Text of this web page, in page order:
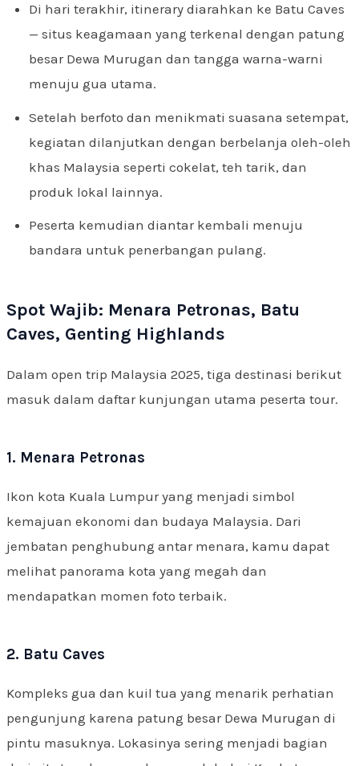
Di hari terakhir, itinerary diarahkan ke Batu Caves
— situs keagamaan yang terkenal dengan patung
besar Dewa Murugan dan tangga warna-warni
menuju gua utama.
Setelah berfoto dan menikmati suasana setempat,
kegiatan dilanjutkan dengan berbelanja oleh-oleh
khas Malaysia seperti cokelat, teh tarik, dan
produk lokal lainnya.
Peserta kemudian diantar kembali menuju
bandara untuk penerbangan pulang.
Spot Wajib: Menara Petronas, Batu
Caves, Genting Highlands
Dalam open trip Malaysia 2025, tiga destinasi berikut
masuk dalam daftar kunjungan utama peserta tour.
1. Menara Petronas
Ikon kota Kuala Lumpur yang menjadi simbol
kemajuan ekonomi dan budaya Malaysia. Dari
jembatan penghubung antar menara, kamu dapat
melihat panorama kota yang megah dan
mendapatkan momen foto terbaik.
2. Batu Caves
Kompleks gua dan kuil tua yang menarik perhatian
pengunjung karena patung besar Dewa Murugan di
pintu masuknya. Lokasinya sering menjadi bagian